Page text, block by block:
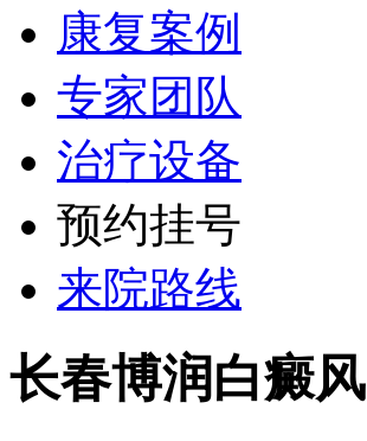
康复案例
专家团队
治疗设备
预约挂号
来院路线
长春博润白癜